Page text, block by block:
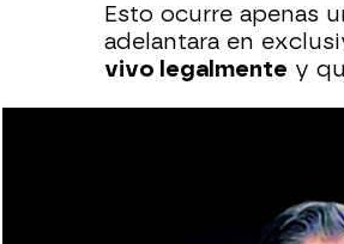
Esto ocurre apenas
adelantara en
vivo legalmente y
¿Se casaron Mari